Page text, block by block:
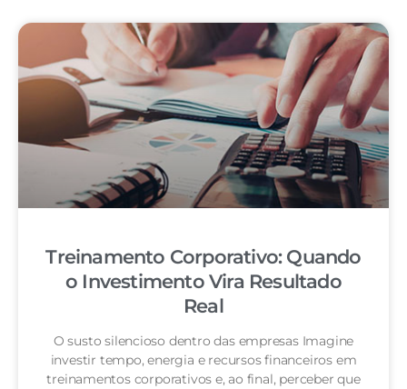
Treinamento Corporativo: Quando
o Investimento Vira Resultado
Real
O susto silencioso dentro das empresas Imagine
investir tempo, energia e recursos financeiros em
treinamentos corporativos e, ao final, perceber que